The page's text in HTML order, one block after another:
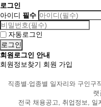
로그인
아이디 필수
자동로그인
회원로그인 안내
회원정보찾기 회원 가입
직종별·업종별 일자리와 구인
전국 채용공고, 취업정보, 일